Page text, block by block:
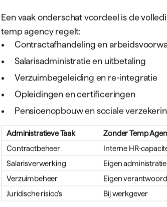
Een vaak onderschat voordeel is de
temp agency regelt:
Contractafhandeling en
Salarisadministratie en uitbetaling
Verzuimbegeleiding en re-integratie
Opleidingen en certificeringen
Pensioenopbouw en sociale
Administratieve Taak Zonder Temp
Contractbeheer
Interne HR-
Salarisverwerking
Eigen administratie
Verzuimbeheer
Eigen
Juridische risico's
Bij werkgever